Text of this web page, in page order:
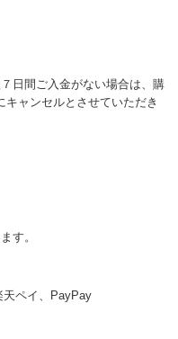
日間ご入金がない場合は、購
ャンセルとさせていただき
す。
天ペイ、PayPay